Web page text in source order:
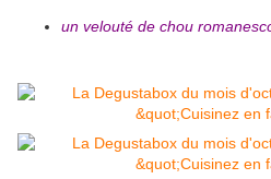
un velouté de chou